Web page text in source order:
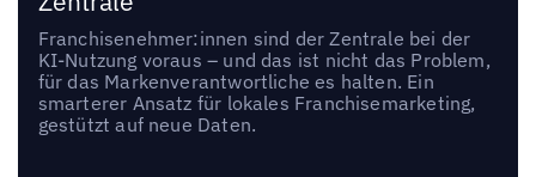
Franchisenehmer:innen sind der Zentrale bei der
KI-Nutzung voraus – und das ist nicht das Problem,
für das Markenverantwortliche es halten. Ein
smarterer Ansatz für lokales Franchisemarketing,
gestützt auf neue Daten.